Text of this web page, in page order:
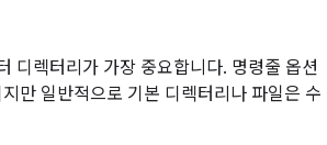
디렉터리가 가장 중요합니다. 명령줄 옵션
만 일반적으로 기본 디렉터리나 파일은 수